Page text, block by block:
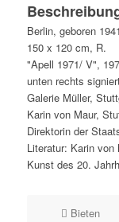
Berlin, geboren 1941
150 x 120 cm, R.
"Apell 1971/ V",
unten rechts
Galerie Müller,
Karin von Maur,
Direktorin der
Literatur: Karin von
Kunst des 20.
Bieten